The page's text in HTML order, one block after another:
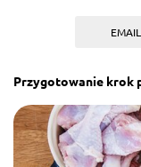
EMAIL
Przygotowanie krok